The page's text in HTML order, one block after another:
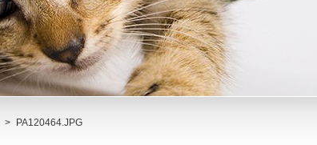
> PA120464.JPG